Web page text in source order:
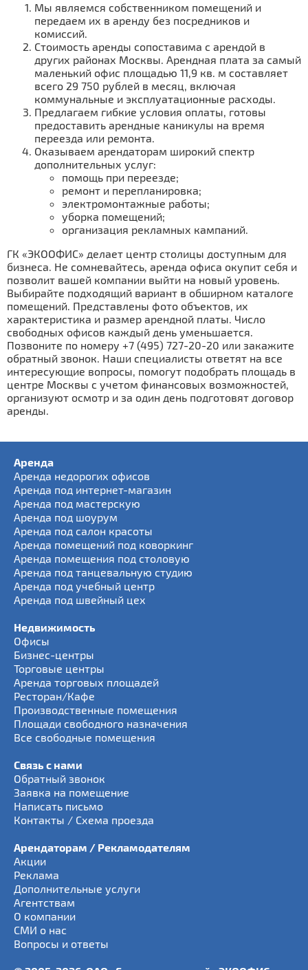
Мы являемся собственником помещений и
передаем их в аренду без посредников и
комиссий.
Стоимость аренды сопоставима с арендой в
других районах Москвы. Арендная плата за самый
маленький офис площадью 11,9 кв. м составляет
всего 29 750 рублей в месяц, включая
коммунальные и эксплуатационные расходы.
Предлагаем гибкие условия оплаты, готовы
предоставить арендные каникулы на время
переезда или ремонта.
Оказываем арендаторам широкий спектр
дополнительных услуг:
помощь при переезде;
ремонт и перепланировка;
электромонтажные работы;
уборка помещений;
организация рекламных кампаний.
ГК «ЭКООФИС» делает центр столицы доступным для
бизнеса. Не сомневайтесь, аренда офиса окупит себя и
позволит вашей компании выйти на новый уровень.
Выбирайте подходящий вариант в обширном каталоге
помещений. Представлены фото объектов, их
характеристика и размер арендной платы. Число
свободных офисов каждый день уменьшается.
Позвоните по номеру +7 (495) 727-20-20 или закажите
обратный звонок. Наши специалисты ответят на все
интересующие вопросы, помогут подобрать площадь в
центре Москвы с учетом финансовых возможностей,
организуют осмотр и за один день подготовят договор
аренды.
Аренда
Аренда недорогих офисов
Аренда под интернет-магазин
Аренда под мастерскую
Аренда под шоурум
Аренда под салон красоты
Аренда помещений под коворкинг
Аренда помещения под столовую
Аренда под танцевальную студию
Аренда под учебный центр
Аренда под швейный цех
Недвижимость
Офисы
Бизнес-центры
Торговые центры
Аренда торговых площадей
Ресторан/Кафе
Производственные помещения
Площади свободного назначения
Все свободные помещения
Связь с нами
Обратный звонок
Заявка на помещение
Написать письмо
Контакты / Схема проезда
Арендаторам / Рекламодателям
Акции
Реклама
Дополнительные услуги
Агентствам
О компании
СМИ о нас
Вопросы и ответы